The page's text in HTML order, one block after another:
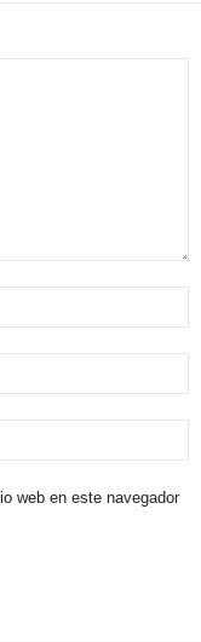
web en este navegador